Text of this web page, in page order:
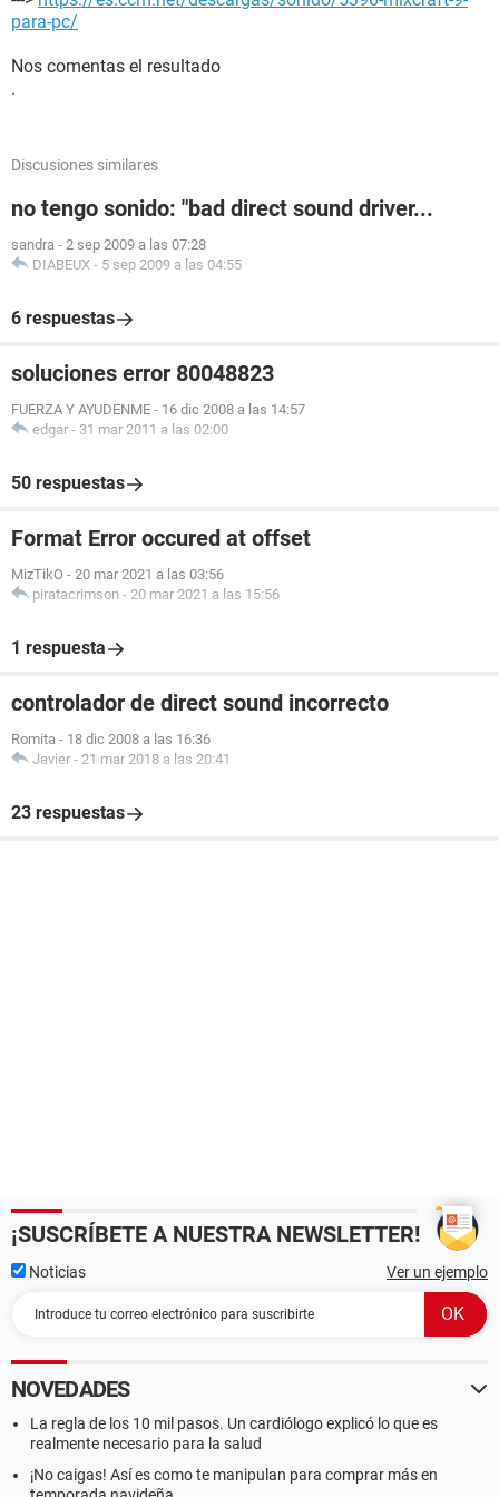
para-pc/
Nos comentas el resultado
.
Discusiones similares
no tengo sonido: "bad direct sound driver...
sandra - 2 sep 2009 a las 07:28
DIABEUX - 5 sep 2009 a las 04:55
6 respuestas
soluciones error 80048823
FUERZA Y AYUDENME - 16 dic 2008 a las 14:57
edgar - 31 mar 2011 a las 02:00
50 respuestas
Format Error occured at offset
MizTikO - 20 mar 2021 a las 03:56
piratacrimson - 20 mar 2021 a las 15:56
1 respuesta
controlador de direct sound incorrecto
Romita - 18 dic 2008 a las 16:36
Javier - 21 mar 2018 a las 20:41
23 respuestas
¡SUSCRÍBETE A NUESTRA NEWSLETTER!
Noticias Ver un ejemplo
NOVEDADES
La regla de los 10 mil pasos. Un cardiólogo explicó lo que es
realmente necesario para la salud
¡No caigas! Así es como te manipulan para comprar más en